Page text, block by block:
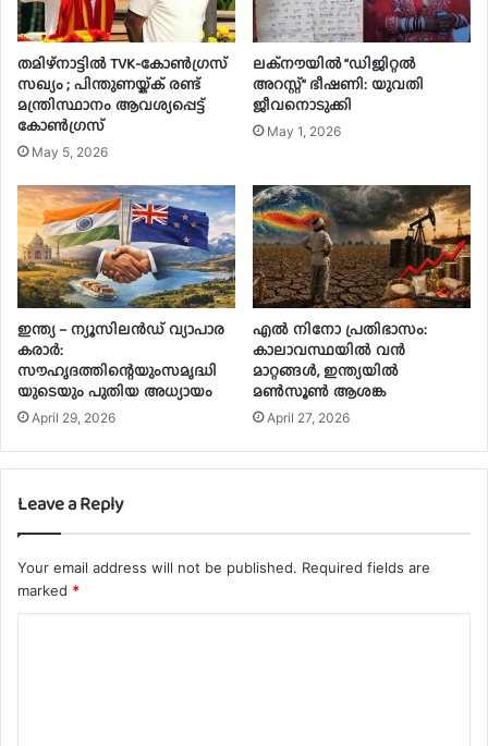
തമിഴ്നാട്ടിൽ TVK-കോൺഗ്രസ്
സഖ്യം ; പിന്തുണയ്ക്ക് രണ്ട്
മന്ത്രിസ്ഥാനം ആവശ്യപ്പെട്ട്
കോൺഗ്രസ്
May 5, 2026
ലക്‌നൗയിൽ “ഡിജിറ്റൽ
അറസ്റ്റ്” ഭീഷണി: യുവതി
ജീവനൊടുക്കി
May 1, 2026
ഇന്ത്യ – ന്യൂസിലന്‍ഡ് വ്യാപാര
കരാര്‍:
സൗഹൃദത്തിന്റെയുംസമൃദ്ധി
യുടെയും പുതിയ അധ്യായം
April 29, 2026
എൽ നിനോ പ്രതിഭാസം:
കാലാവസ്ഥയിൽ വൻ
മാറ്റങ്ങൾ, ഇന്ത്യയിൽ
മൺസൂൺ ആശങ്ക
April 27, 2026
Leave a Reply
Your email address will not be published. Required fields are
marked *